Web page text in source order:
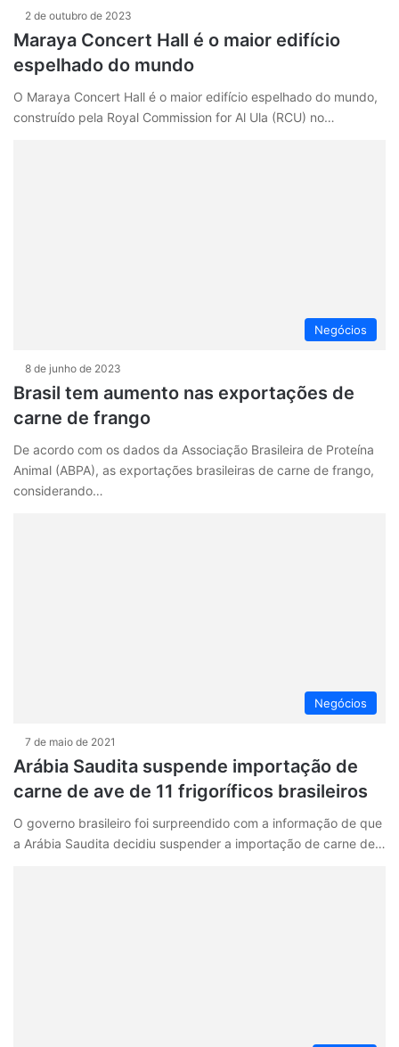
2 de outubro de 2023
Maraya Concert Hall é o maior edifício
espelhado do mundo
O Maraya Concert Hall é o maior edifício espelhado do mundo,
construído pela Royal Commission for Al Ula (RCU) no…
Negócios
8 de junho de 2023
Brasil tem aumento nas exportações de
carne de frango
De acordo com os dados da Associação Brasileira de Proteína
Animal (ABPA), as exportações brasileiras de carne de frango,
considerando…
Negócios
7 de maio de 2021
Arábia Saudita suspende importação de
carne de ave de 11 frigoríficos brasileiros
O governo brasileiro foi surpreendido com a informação de que
a Arábia Saudita decidiu suspender a importação de carne de…